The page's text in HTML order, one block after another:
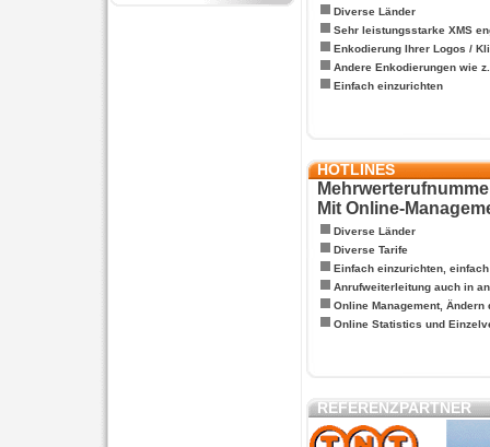
Diverse Länder
Sehr leistungsstarke XMS
Enkodierung Ihrer Logos /
Andere Enkodierungen wie
Einfach einzurichten
HOTLINES
Mit Online-
Diverse Länder
Diverse Tarife
Einfach einzurichten,
Anrufweiterleitung auch in
Online Management, Ändern
Online Statistics und
REFERENZPARTNER